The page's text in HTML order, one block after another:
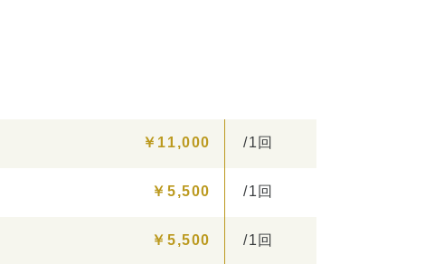
￥11,000 /1回
￥5,500 /1回
￥5,500 /1回